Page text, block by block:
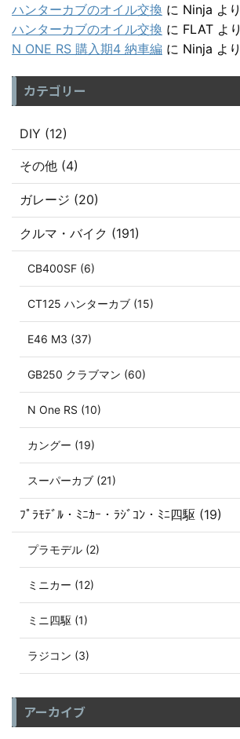
ハンターカブのオイル交換 に Ninja より
ハンターカブのオイル交換 に FLAT より
N ONE RS 購入期4 納車編 に Ninja より
カテゴリー
DIY (12)
その他 (4)
ガレージ (20)
クルマ・バイク (191)
CB400SF (6)
CT125 ハンターカブ (15)
E46 M3 (37)
GB250 クラブマン (60)
N One RS (10)
カングー (19)
スーパーカブ (21)
ﾌﾟﾗﾓﾃﾞﾙ・ﾐﾆｶｰ・ﾗｼﾞｺﾝ・ﾐﾆ四駆 (19)
プラモデル (2)
ミニカー (12)
ミニ四駆 (1)
ラジコン (3)
アーカイブ